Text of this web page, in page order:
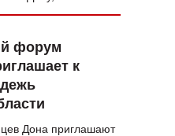
форум
к
Дона приглашают